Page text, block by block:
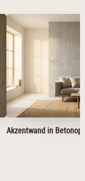
Akzentwand in